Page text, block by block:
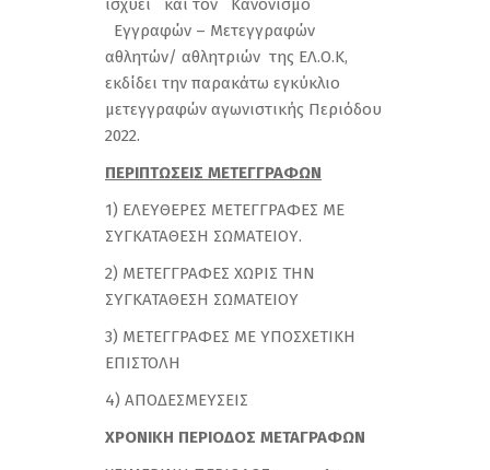
ισχύει και τον Κανονισµό
Εγγραφών – Μετεγγραφών
αθλητών/ αθλητριών της ΕΛ.Ο.Κ,
εκδίδει την παρακάτω εγκύκλιο
μετεγγραφών αγωνιστικής Περιόδου
2022.
ΠΕΡΙΠΤΩΣΕΙΣ ΜΕΤΕΓΓΡΑΦΩΝ
1) ΕΛΕΥΘΕΡΕΣ ΜΕΤΕΓΓΡΑΦΕΣ ΜΕ
ΣΥΓΚΑΤΑΘΕΣΗ ΣΩΜΑΤΕΙΟΥ.
2) ΜΕΤΕΓΓΡΑΦΕΣ ΧΩΡΙΣ ΤΗΝ
ΣΥΓΚΑΤΑΘΕΣΗ ΣΩΜΑΤΕΙΟΥ
3) ΜΕΤΕΓΓΡΑΦΕΣ ΜΕ ΥΠΟΣΧΕΤΙΚΗ
ΕΠΙΣΤΟΛΗ
4) ΑΠΟΔΕΣΜΕΥΣΕΙΣ
ΧΡΟΝΙΚΗ ΠΕΡΙΟΔΟΣ ΜΕΤΑΓΡΑΦΩΝ